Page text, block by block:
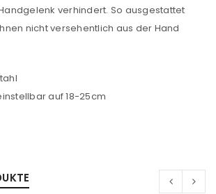
verhindert. So ausgestattet
nicht versehentlich aus der Hand
auf 18-25cm